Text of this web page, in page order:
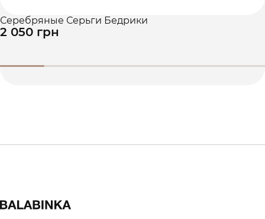
Серебряные Серьги Бедрики
2 050 грн